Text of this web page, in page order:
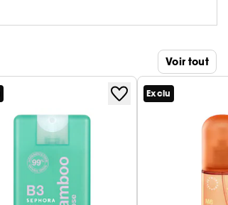
Voir tout
Exclu